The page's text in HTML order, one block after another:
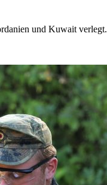
und Kuwait verlegt.